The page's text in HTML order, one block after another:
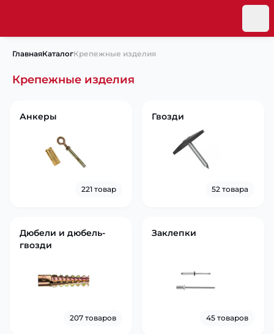
ГлавнаяКаталогКрепежные изделия
Крепежные изделия
Анкеры
221 товар
Гвозди
52 товара
Дюбели и дюбель-
гвозди
207 товаров
Заклепки
45 товаров